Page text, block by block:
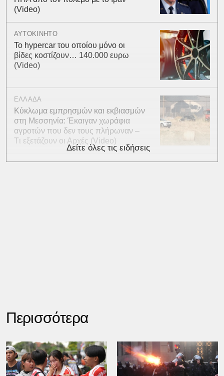
(Video)
ΑΥΤΟΚΙΝΗΤΟ
To hypercar του οποίου μόνο οι
βίδες κοστίζουν… 140.000 ευρω
(Video)
ΕΛΛΑΔΑ
Kύκλωμα εμπρησμών και εκβιασμών
στη Μεσσηνία: Έκαιγαν χωράφια
αγροτών που δεν τους πλήρωναν –
Tι εξετάζουν οι Αρχές (Video)
Δείτε όλες τις ειδήσεις
Περισσότερα